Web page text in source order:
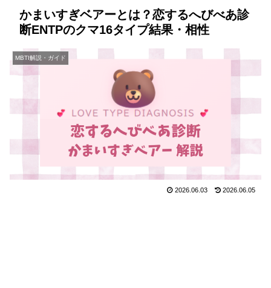
かまいすぎベアーとは？恋するへびべあ診
断ENTPのクマ16タイプ結果・相性
MBTI解説・ガイド
2026.06.03 2026.06.05